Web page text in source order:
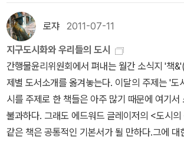
서 늘어나고 있지만, 그런 수요가 집값에 어떻게
순전히 공급에 달려 있다. 충분한 주택을 지을 경
에 미치는 영향이 완화되면서 도시 생활을 감당
진다. 그것이 1920년대에 수십 만 채의 주택을
경제적인 여력이 향상된 뉴욕과 오늘날의 시카
장 도시들이 주는 교훈이다.7. 그러나 라데팡스
족으로 인해 천문학적 가격을 기록하는 파리 중
신축 건물을 완벽히 대체하지는 못한다. 자연스
한 열두 살의 유대인 소년이 월스트리트의 해결
한 뛰어난 내부자, 금융제국의 전설 그리고 프랑
는 수식어가 붙기까지 숨 가쁘게 달려온 그 험난
을 고스란히 담은 금융과 정치 세계의 리얼한 이
기업은 왜 CCO에 주목하는가? 똑똑한 소비자
를 단숨에 사로잡을 우리 시대 CCO는 누구이며
엇을 요구해야 하는가? 급변하는 시대에 살아남
떻게 움직여야 하는가? 글로벌 오피니언 리더들
이지 않아도 되겠다. 나도 최근에 읽었는데,감상
두려고 한다.새로 작가를 보태자면 다자이 오사
<인간실격>이나 <사양> 외 최근에 (다시) 나온
동네, 2011) 같은 작품을 읽어보고 싶다. 다자이
체계적으로 번역본이 나오지 않아서 중복되는 단
번역되는 작품들도 눈에 띈다. <정의와 미소>(
이>(예문, 2010)에 실린 몇몇 단편이 그렇다.
을 여러 편 다시 읽을 기회가 있었는데, 몇 편 더
라도 써보고 싶다...2. 역사김기덕 교수가 추천
국학연구원에서 펴낸 <조선사람의 세계여행>(
로쟈 2011-07-11
지구도시화와 우리들의 도시
간행물윤리위원회에서 펴내는 월간 소식지 '책
제별 도서소개를 옮겨놓는다. 이달의 주제는 '도
시를 주제로 한 책들은 아주 많기 때문에 여기서
불과하다. 그래도 에드워드 글레이저의 <도시
같은 책은 공통적인 기본서가 될 만하다.그에 대